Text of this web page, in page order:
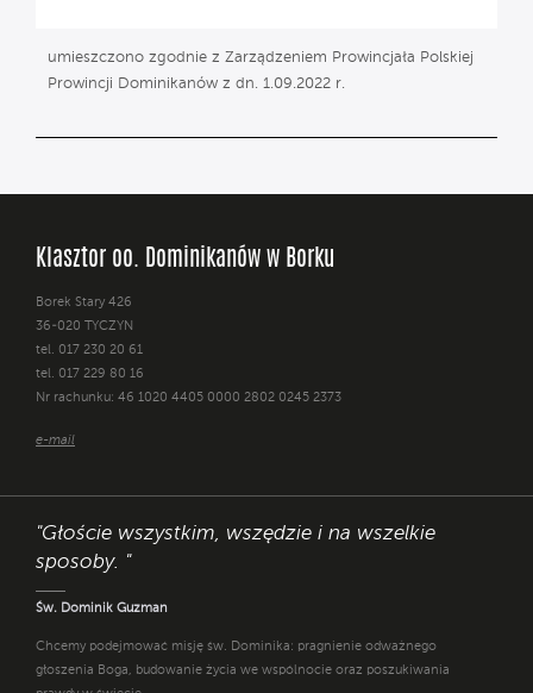
umieszczono zgodnie z Zarządzeniem Prowincjała Polskiej
Prowincji Dominikanów z dn. 1.09.2022 r.
Klasztor oo. Dominikanów w Borku
Borek Stary 426
36-020 TYCZYN
tel. 017 230 20 61
tel. 017 229 80 16
Nr rachunku: 46 1020 4405 0000 2802 0245 2373
e-mail
"Głoście wszystkim, wszędzie i na wszelkie
sposoby. "
Św. Dominik Guzman
Chcemy podejmować misję św. Dominika: pragnienie odważnego
głoszenia Boga, budowanie życia we wspólnocie oraz poszukiwania